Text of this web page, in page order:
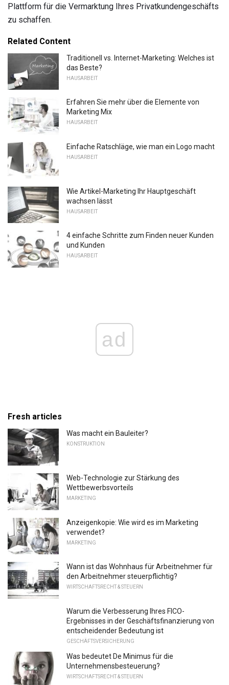
Plattform für die Vermarktung Ihres Privatkundengeschäfts
zu schaffen.
Related Content
Traditionell vs. Internet-Marketing: Welches ist
das Beste?
HAUSARBEIT
Erfahren Sie mehr über die Elemente von
Marketing Mix
HAUSARBEIT
Einfache Ratschläge, wie man ein Logo macht
HAUSARBEIT
Wie Artikel-Marketing Ihr Hauptgeschäft
wachsen lässt
HAUSARBEIT
4 einfache Schritte zum Finden neuer Kunden
und Kunden
HAUSARBEIT
ad
Fresh articles
Was macht ein Bauleiter?
KONSTRUKTION
Web-Technologie zur Stärkung des
Wettbewerbsvorteils
MARKETING
Anzeigenkopie: Wie wird es im Marketing
verwendet?
MARKETING
Wann ist das Wohnhaus für Arbeitnehmer für
den Arbeitnehmer steuerpflichtig?
WIRTSCHAFTSRECHT & STEUERN
Warum die Verbesserung Ihres FICO-
Ergebnisses in der Geschäftsfinanzierung von
entscheidender Bedeutung ist
GESCHÄFTSVERSICHERUNG
Was bedeutet De Minimus für die
Unternehmensbesteuerung?
WIRTSCHAFTSRECHT & STEUERN